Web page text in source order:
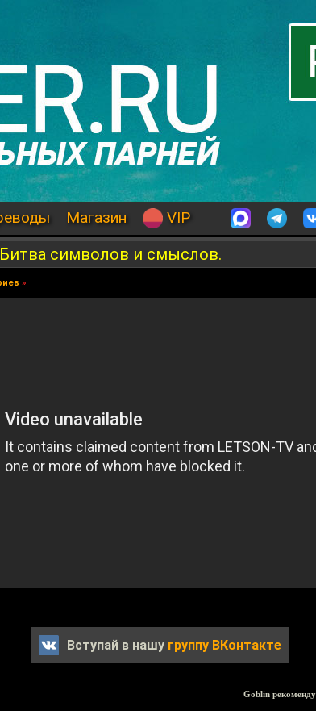
Магазин VIP
символов и смыслов.
»
Вступай в нашу группу ВКонтакте
Goblin